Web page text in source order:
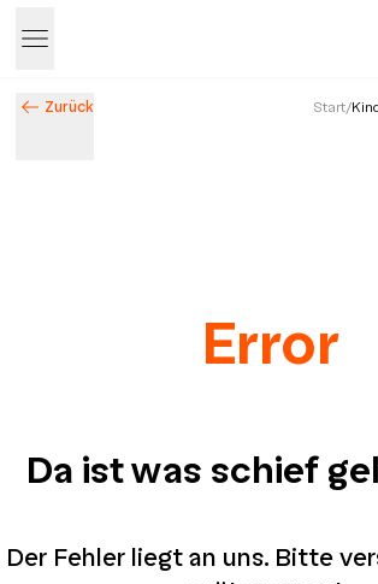
Zurück Start/
Error
Da ist was schief
Der Fehler liegt an uns. Bitte